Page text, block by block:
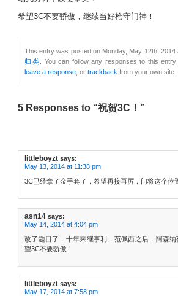
希望3C不要骄傲，继续当好枪守门神！
This entry was posted on Monday, May 12th, 2014
归类 . You can follow any responses to this
leave a response , or trackback from your own site.
5 Responses to “祝贺3C！”
littleboyzt says:
May 13, 2014 at 11:38 pm
3C已经拿了金手套了，希望再接再厉，门将这个位
asn14 says:
May 14, 2014 at 4:04 pm
改了题目了，十年来继亨利，范佩西之后，阿森
望3C不要骄傲！
littleboyzt says:
May 17, 2014 at 7:58 pm